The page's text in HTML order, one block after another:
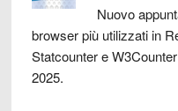
Nuovo
browser più utilizzati in
Statcounter e
2025.